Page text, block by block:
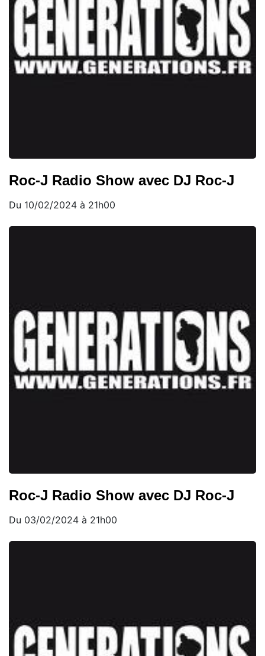
Roc-J Radio Show avec DJ Roc-J
Du 10/02/2024 à 21h00
Roc-J Radio Show avec DJ Roc-J
Du 03/02/2024 à 21h00